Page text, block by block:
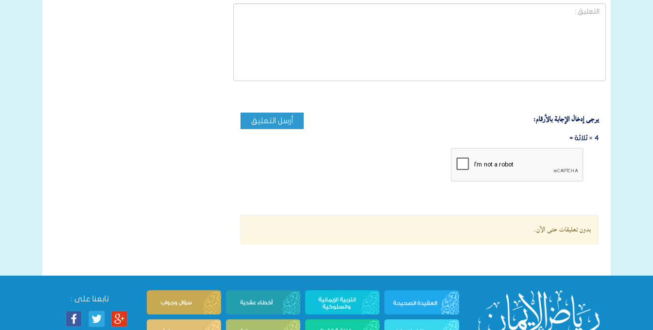
يرجى إدخال الإجابة بالأرقام:
4 × ثلاثة =
أرسل التعليق
بدون تعليقات حتى الآن.
تابعنا على :